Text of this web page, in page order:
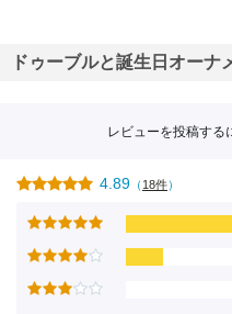
ドゥーブルと誕生日オー
レビューを投稿する
4.89 （18件）